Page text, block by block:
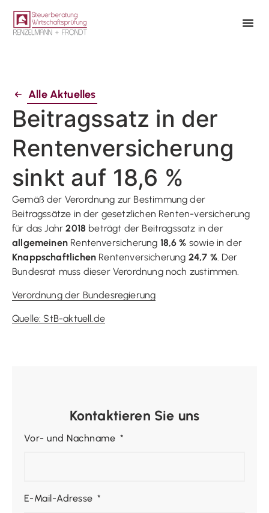
Alle Aktuelles
Beitragssatz in der
Rentenversicherung
sinkt auf 18,6 %
Gemäß der Verordnung zur Bestimmung der
Beitragssätze in der gesetzlichen Renten-versicherung
für das Jahr2018 beträgt der Beitragssatz in der
allgemeinenRentenversicherung 18,6 % sowie in der
Knappschaftlichen Rentenversicherung 24,7 %. Der
Bundesrat muss dieser Verordnung noch zustimmen.
Verordnung der Bundesregierung
Quelle: StB-aktuell.de
Kontaktieren Sie uns
Vor- und Nachname
E-Mail-Adresse